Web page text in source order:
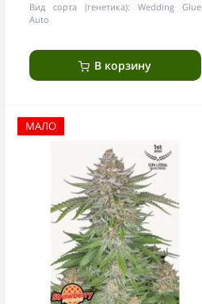
Вид сорта (генетика):
Wedding Glue
Auto
В корзину
МАЛО